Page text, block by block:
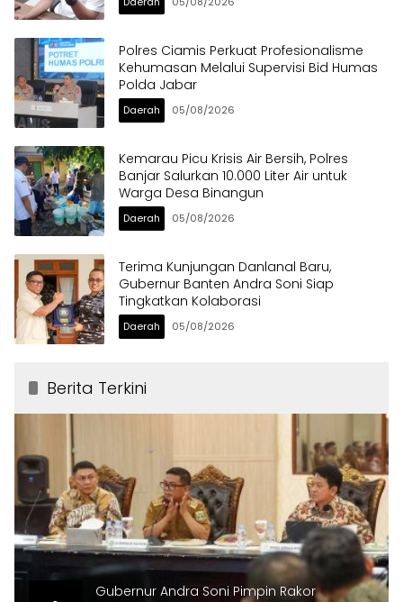
Polres Ciamis Perkuat Profesionalisme
Kehumasan Melalui Supervisi Bid Humas
Polda Jabar
Daerah 05/08/2026
Kemarau Picu Krisis Air Bersih, Polres
Banjar Salurkan 10.000 Liter Air untuk
Warga Desa Binangun
Daerah 05/08/2026
Terima Kunjungan Danlanal Baru,
Gubernur Banten Andra Soni Siap
Tingkatkan Kolaborasi
Daerah 05/08/2026
Berita Terkini
Gubernur Andra Soni Pimpin Rakor